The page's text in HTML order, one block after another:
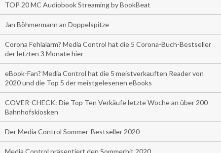
TOP 20 MC Audiobook Streaming by BookBeat
Jan Böhmermann an Doppelspitze
Corona Fehlalarm? Media Control hat die 5 Corona-Buch-Bestseller
der letzten 3 Monate hier
eBook-Fan? Media Control hat die 5 meistverkauften Reader von
2020 und die Top 5 der meistgelesenen eBooks
COVER-CHECK: Die Top Ten Verkäufe letzte Woche an über 200
Bahnhofskiosken
Der Media Control Sommer-Bestseller 2020